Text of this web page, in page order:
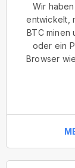
Wir
entwickelt,
BTC minen
oder ein
Browser